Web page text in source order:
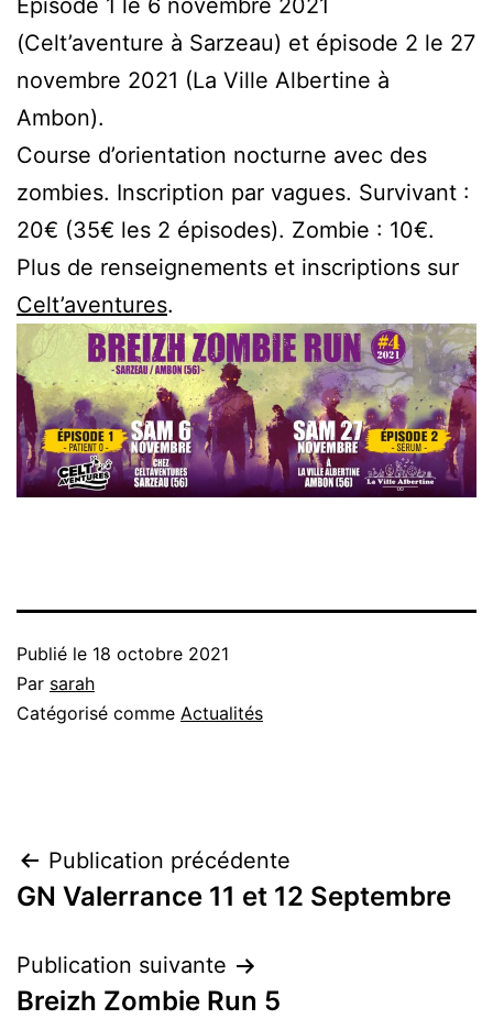
(Celt’aventure à Sarzeau) et épisode 2 le 27
novembre 2021 (La Ville Albertine à
Ambon).
Course d’orientation nocturne avec des
zombies. Inscription par vagues. Survivant :
20€ (35€ les 2 épisodes). Zombie : 10€.
Plus de renseignements et inscriptions sur
Celt’aventures.
Publié le 18 octobre 2021
Par sarah
Catégorisé comme Actualités
Navigation
de
l’article
Publication précédente
GN Valerrance 11 et 12 Septembre
Publication suivante
Breizh Zombie Run 5